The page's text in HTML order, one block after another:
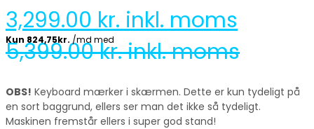
3,299.00 kr. inkl. moms
5,399.00kr. inkl. moms
OBS! Keyboard mærker i skærmen. Dette er kun tydeligt på
en sort baggrund, ellers ser man det ikke så tydeligt.
Maskinen fremstår ellers i super god stand!